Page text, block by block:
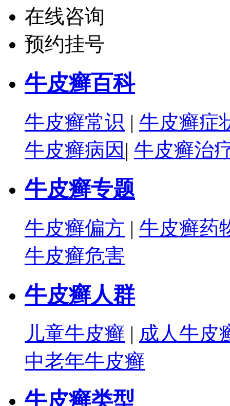
在线咨询
预约挂号
牛皮癣百科
牛皮癣常识 | 牛皮癣症
牛皮癣病因 | 牛皮癣治
牛皮癣专题
牛皮癣偏方 | 牛皮癣药
牛皮癣危害
牛皮癣人群
儿童牛皮癣 | 成人牛皮
中老年牛皮癣
牛皮癣类型